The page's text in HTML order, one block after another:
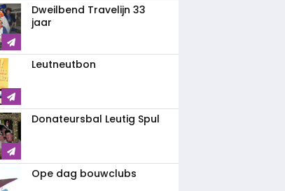
Dweilbend Travelijn 33
jaar
Leutneutbon
Donateursbal Leutig Spul
Ope dag bouwclubs